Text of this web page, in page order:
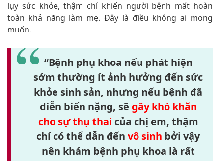
lụy sức khỏe, thậm chí khiến người bệnh mất hoàn
toàn khả năng làm mẹ. Đây là điều không ai mong
muốn.
“Bệnh phụ khoa nếu phát hiện
sớm thường ít ảnh hưởng đến sức
khỏe sinh sản, nhưng nếu bệnh đã
diễn biến nặng, sẽ gây khó khăn
cho sự thụ thai của chị em, thậm
chí có thể dẫn đến vô sinh bởi vậy
nên khám bệnh phụ khoa là rất